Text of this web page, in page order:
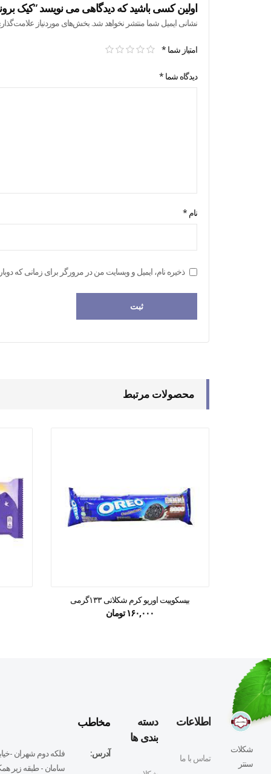
اولین کسی باشید که دیدگاهی می نویسد “کیک برونی
نشانی ایمیل شما منتشر نخواهد شد. بخش‌های موردنیاز
امتیاز شما *
دیدگاه شما *
نام *
ذخیره نام، ایمیل و وبسایت من در مرورگر برای زمانی که
محصولات مرتبط
بیسکوییت اوریو کرم شکلاتی ۱۳۳گرمی
۱۶۰,۰۰۰ تومان
شکلات
سنتر
اطلاعات
تماس با ما
دسته
بندی ها
مخاطب
آدرس:
فلكه دوم شهران -
سامان - طبقه زير